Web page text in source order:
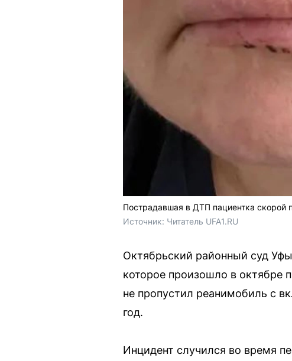
Пострадавшая в ДТП пациентка скорой
Источник: Читатель UFA1.RU
Октябрьский районный суд
которое произошло в октябре
не пропустил реанимобиль с
год.
Инцидент случился во время